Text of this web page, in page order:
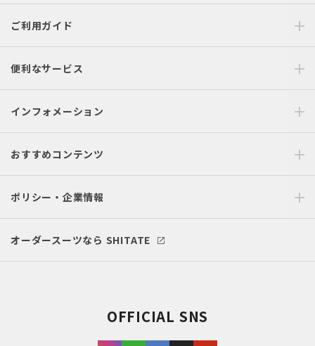
ご利用ガイド
便利なサービス
インフォメーション
おすすめコンテンツ
ポリシー・企業情報
オーダースーツなら SHITATE
OFFICIAL SNS